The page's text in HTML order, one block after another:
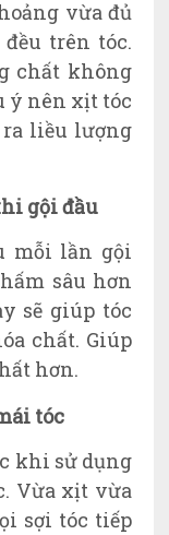
vừa đủ
trên tóc.
chất không
ý nên xịt tóc
liều lượng
gội đầu
mỗi lần gội
sâu hơn
sẽ giúp tóc
chất. Giúp
hơn.
tóc
khi sử dụng
Vừa xịt vừa
sợi tóc tiếp